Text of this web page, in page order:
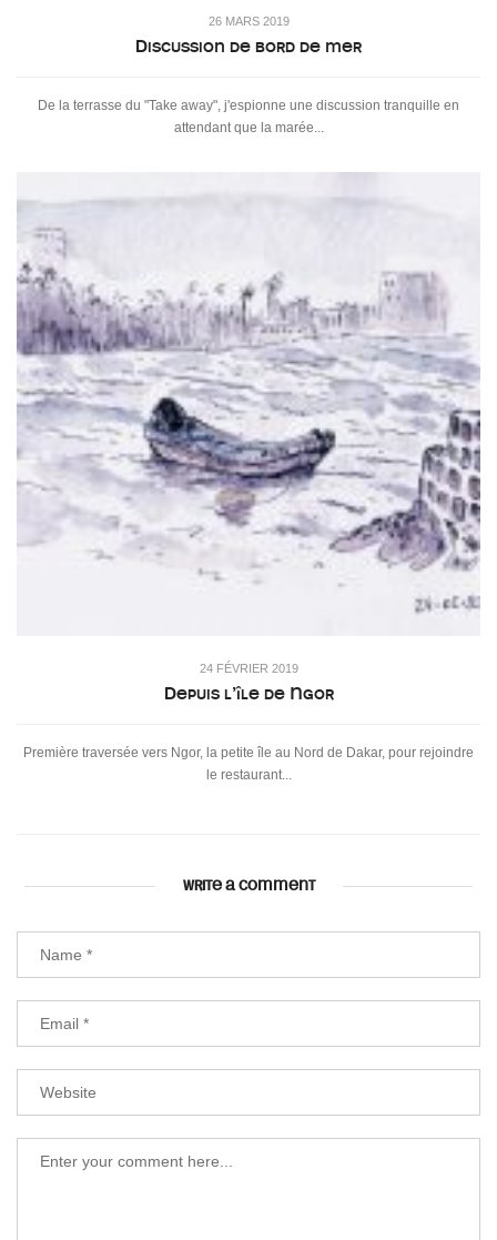
26 MARS 2019
Discussion de bord de mer
De la terrasse du "Take away", j'espionne une discussion tranquille en
attendant que la marée...
24 FÉVRIER 2019
Depuis l’île de Ngor
Première traversée vers Ngor, la petite île au Nord de Dakar, pour rejoindre
le restaurant...
WRITE A COMMENT